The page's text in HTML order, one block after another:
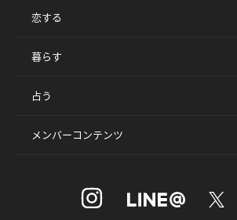
恋する
暮らす
占う
メンバーコンテンツ